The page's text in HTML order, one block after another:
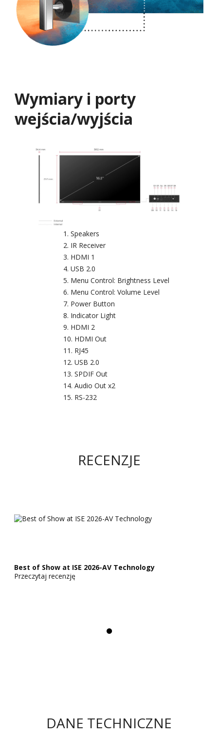
Wymiary i porty
wejścia/wyjścia
Speakers
IR Receiver
HDMI 1
USB 2.0
Menu Control: Brightness Level
Menu Control: Volume Level
Power Button
Indicator Light
HDMI 2
HDMI Out
RJ45
USB 2.0
SPDIF Out
Audio Out x2
RS-232
RECENZJE
Best of Show at ISE 2026-AV Technology
Przeczytaj recenzję
DANE TECHNICZNE